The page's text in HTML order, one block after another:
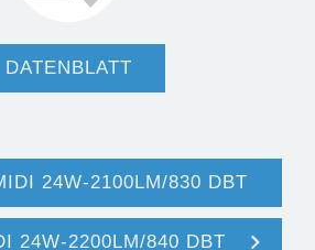
DATENBLATT
24W-2100LM/830 DBT
24W-2200LM/840 DBT